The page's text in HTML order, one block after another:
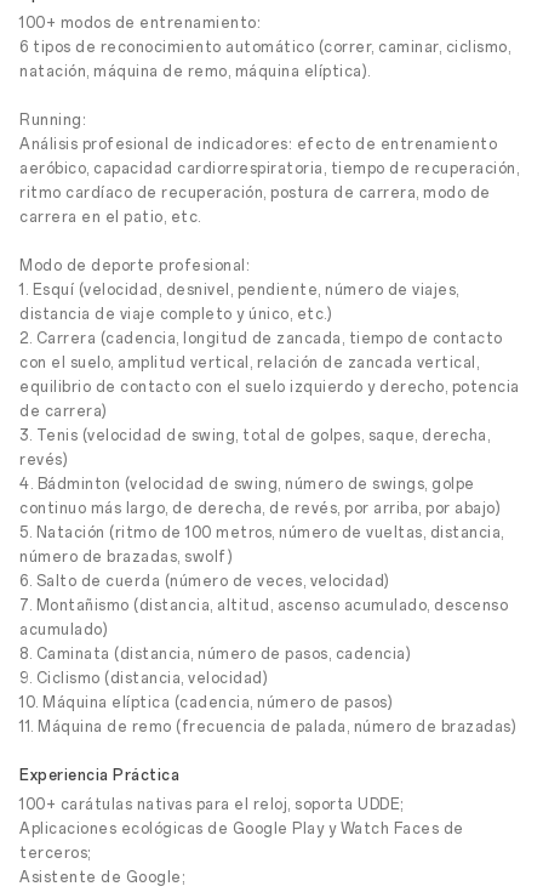
100+ modos de entrenamiento:
6 tipos de reconocimiento automático (correr, caminar, ciclismo,
natación, máquina de remo, máquina elíptica).
Running:
Análisis profesional de indicadores: efecto de entrenamiento
aeróbico, capacidad cardiorrespiratoria, tiempo de recuperación,
ritmo cardíaco de recuperación, postura de carrera, modo de
carrera en el patio, etc.
Modo de deporte profesional:
1. Esquí (velocidad, desnivel, pendiente, número de viajes,
distancia de viaje completo y único, etc.)
2. Carrera (cadencia, longitud de zancada, tiempo de contacto
con el suelo, amplitud vertical, relación de zancada vertical,
equilibrio de contacto con el suelo izquierdo y derecho, potencia
de carrera)
3. Tenis (velocidad de swing, total de golpes, saque, derecha,
revés)
4. Bádminton (velocidad de swing, número de swings, golpe
continuo más largo, de derecha, de revés, por arriba, por abajo)
5. Natación (ritmo de 100 metros, número de vueltas, distancia,
número de brazadas, swolf)
6. Salto de cuerda (número de veces, velocidad)
7. Montañismo (distancia, altitud, ascenso acumulado, descenso
acumulado)
8. Caminata (distancia, número de pasos, cadencia)
9. Ciclismo (distancia, velocidad)
10. Máquina elíptica (cadencia, número de pasos)
11. Máquina de remo (frecuencia de palada, número de brazadas)
Experiencia Práctica
100+ carátulas nativas para el reloj, soporta UDDE;
Aplicaciones ecológicas de Google Play y Watch Faces de
terceros;
Asistente de Google;